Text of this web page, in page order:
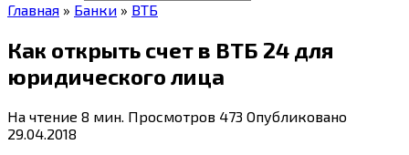
Главная » Банки » ВТБ
Как открыть счет в ВТБ 24 для
юридического лица
На чтение 8 мин. Просмотров 473 Опубликовано
29.04.2018